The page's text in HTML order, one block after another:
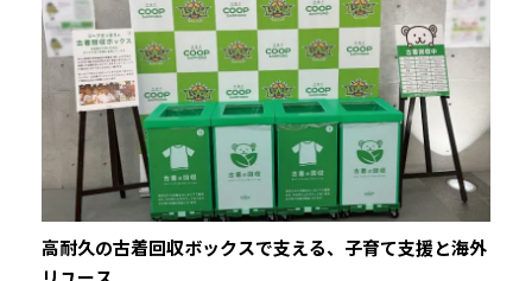
高耐久の古着回収ボックスで支える、子育て支援と海外